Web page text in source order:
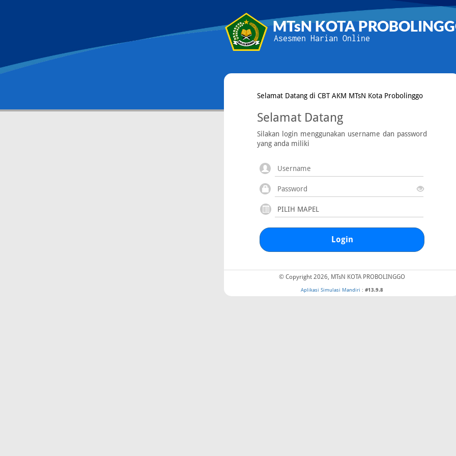
MTsN KOTA
Asesmen Harian Online
Selamat Datang di CBT AKM MTsN Kota Probolinggo
Selamat Datang
Silakan login menggunakan username dan password
yang anda miliki
Login
© Copyright 2026, MTsN KOTA PROBOLINGGO
Aplikasi Simulasi Mandiri : #13.9.8